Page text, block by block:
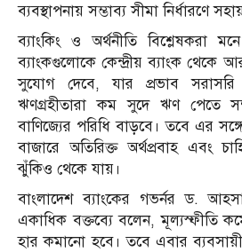
ব্যবস্থাপনায় সম্ভাব্য সীমা নির্ধারণে
ব্যাংকিং ও অর্থনীতি বিশ্লেষকরা
ব্যাংকগুলোকে কেন্দ্রীয় ব্যাংক থেকে
সুযোগ দেবে, যার প্রভাব
ঋণগ্রহীতারা কম সুদে ঋণ পেতে
বাণিজ্যের পরিধি বাড়বে। তবে এর
বাজারে অতিরিক্ত অর্থপ্রবাহ এবং
ঝুঁকিও থেকে যায়।
বাংলাদেশ ব্যাংকের গভর্নর ড.
একাধিক বক্তব্যে বলেন, মূল্যস্ফীতি
হার কমানো হবে। তবে এবার